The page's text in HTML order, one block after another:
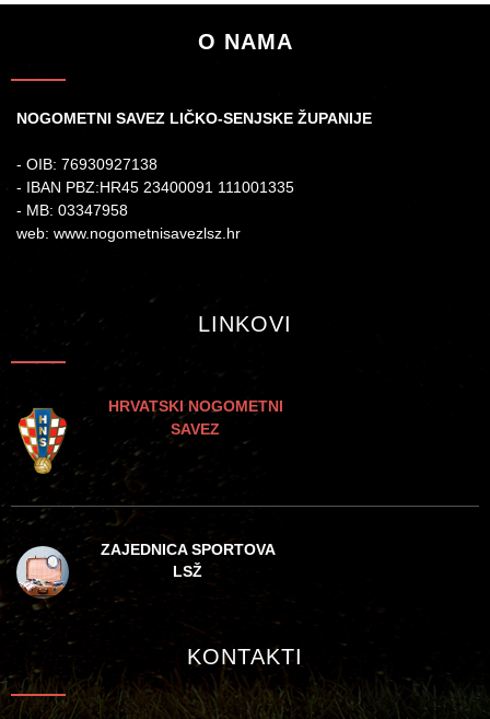
O NAMA
NOGOMETNI SAVEZ LIČKO-SENJSKE ŽUPANIJE
- OIB: 76930927138
- IBAN PBZ:HR45 23400091 111001335
- MB: 03347958
web: www.nogometnisavezlsz.hr
LINKOVI
HRVATSKI NOGOMETNI
SAVEZ
ZAJEDNICA SPORTOVA
LSŽ
KONTAKTI